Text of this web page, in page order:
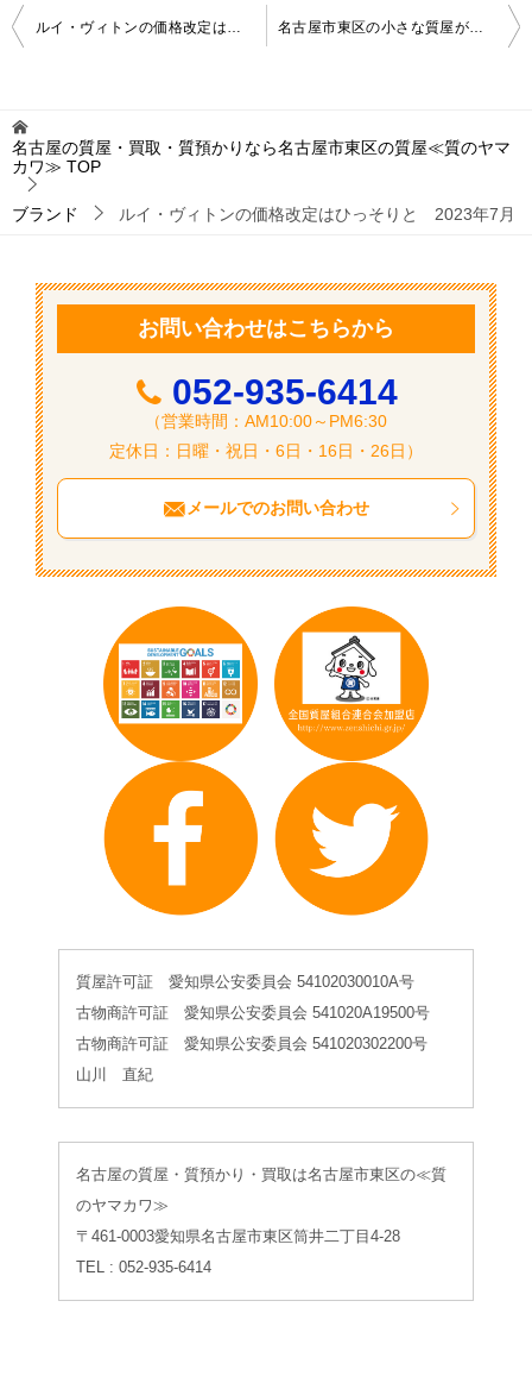
投
ビ
ゲ
ー
ルイ・ヴィトンの価格改定はひっそりと 2023年6月 名古屋市東区の小さな質屋が今週の金相場を発表 7月第3週
名古屋の質屋・買取・質預かりなら名古屋市東区の質屋≪質のヤマ
カワ≫ TOP
ブランド ルイ・ヴィトンの価格改定はひっそりと 2023年7月
お問い合わせはこちらから
052-935-6414
（営業時間：AM10:00～PM6:30
定休日：日曜・祝日・6日・16日・26日）
メールでのお問い合わせ
質屋許可証 愛知県公安委員会 54102030010A号
古物商許可証 愛知県公安委員会 541020A19500号
古物商許可証 愛知県公安委員会 541020302200号
山川 直紀
名古屋の質屋・質預かり・買取は名古屋市東区の≪質
のヤマカワ≫
〒461-0003愛知県名古屋市東区筒井二丁目4-28
TEL : 052-935-6414